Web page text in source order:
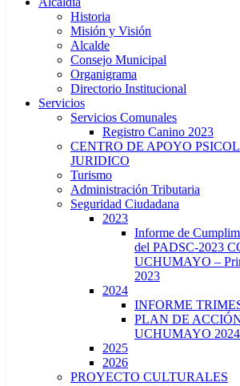
Historia
Misión y Visión
Alcalde
Consejo Municipal
Organigrama
Directorio Institucional
Servicios
Servicios Comunales
Registro Canino 2023
CENTRO DE APOYO
JURIDICO
Turismo
Administración Tributaria
Seguridad Ciudadana
2023
Informe de
del PADSC-2023
UCHUMAYO –
2023
2024
INFORME
PLAN DE
UCHUMAYO
2025
2026
PROYECTO CULTURALES